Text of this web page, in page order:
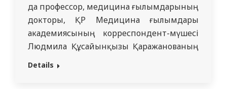
да профессор, медицина ғылымдарының
докторы, ҚР Медицина ғылымдары
академиясының корреспондент-мүшесі
Людмила Құсайынқызы Қаражанованың
80 жылдық мерейтойына арналған
Details